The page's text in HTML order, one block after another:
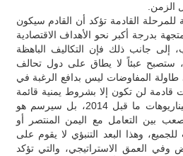
الزمن.
للمرحلة القادمة تؤكد أن القادم سيكون
بدرجة أكبر نحو الأهداف الاقتصادية
جانب ذلك فإن التكاليف الباهظة
ستصبح عبئاً لا يطاق على دول تحالف
المفاوضات ليس بدافع الرغبة في
قادمة لن تكون إلا بشروط يمنية قائمة
على القوة والردع، فلن يقبل اليمن بحلول هشة تكرر سيناريوهات ما قبل 2014، بل سيرسم هو
بين التعامل مع اليمن المنتصر أو
وهذا البعد التنبؤي لا يقوم على
وفي العمق الاستراتيجي، والتي تؤكد